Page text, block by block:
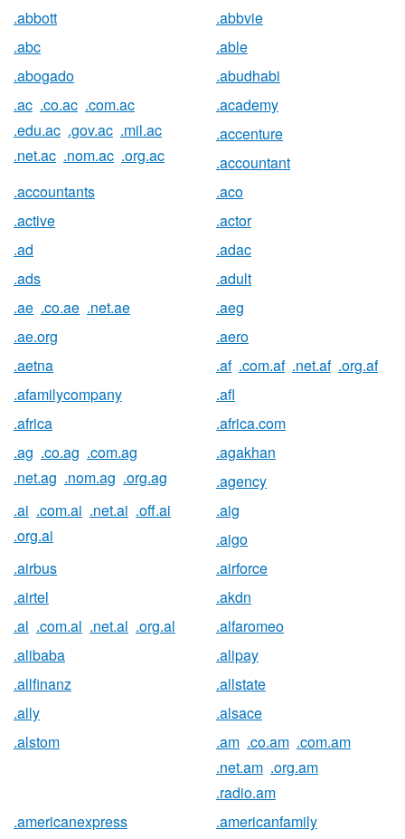
.abbott
.abbvie
.abc
.able
.abogado
.abudhabi
.ac .co.ac .com.ac
.edu.ac .gov.ac .mil.ac
.net.ac .nom.ac .org.ac
.academy
.accenture
.accountant
.accountants
.aco
.active
.actor
.ad
.adac
.ads
.adult
.ae .co.ae .net.ae
.aeg
.ae.org
.aero
.aetna
.af .com.af .net.af .org.af
.afamilycompany
.afl
.africa
.africa.com
.ag .co.ag .com.ag
.net.ag .nom.ag .org.ag
.agakhan
.agency
.ai .com.ai .net.ai .off.ai
.org.ai
.aig
.aigo
.airbus
.airforce
.airtel
.akdn
.al .com.al .net.al .org.al
.alfaromeo
.alibaba
.alipay
.allfinanz
.allstate
.ally
.alsace
.alstom
.am .co.am .com.am
.net.am .org.am
.radio.am
.americanexpress
.americanfamily